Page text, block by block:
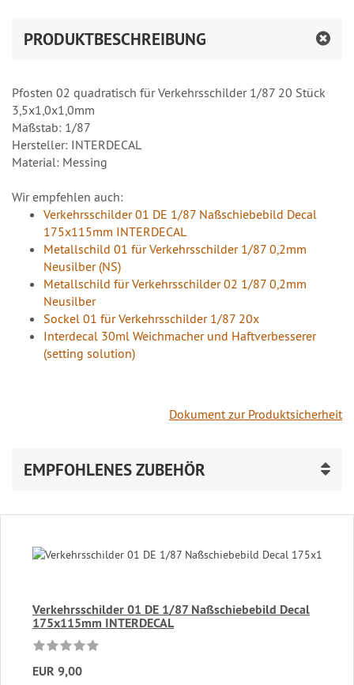
PRODUKTBESCHREIBUNG
Pfosten 02 quadratisch für Verkehrsschilder 1/87 20 Stück
3,5x1,0x1,0mm
Maßstab: 1/87
Hersteller: INTERDECAL
Material: Messing
Wir empfehlen auch:
Verkehrsschilder 01 DE 1/87 Naßschiebebild Decal
175x115mm INTERDECAL
Metallschild 01 für Verkehrsschilder 1/87 0,2mm
Neusilber (NS)
Metallschild für Verkehrsschilder 02 1/87 0,2mm
Neusilber
Sockel 01 für Verkehrsschilder 1/87 20x
Interdecal 30ml Weichmacher und Haftverbesserer
(setting solution)
Dokument zur Produktsicherheit
EMPFOHLENES ZUBEHÖR
Verkehrsschilder 01 DE 1/87 Naßschiebebild Decal
175x115mm INTERDECAL
EUR 9,00